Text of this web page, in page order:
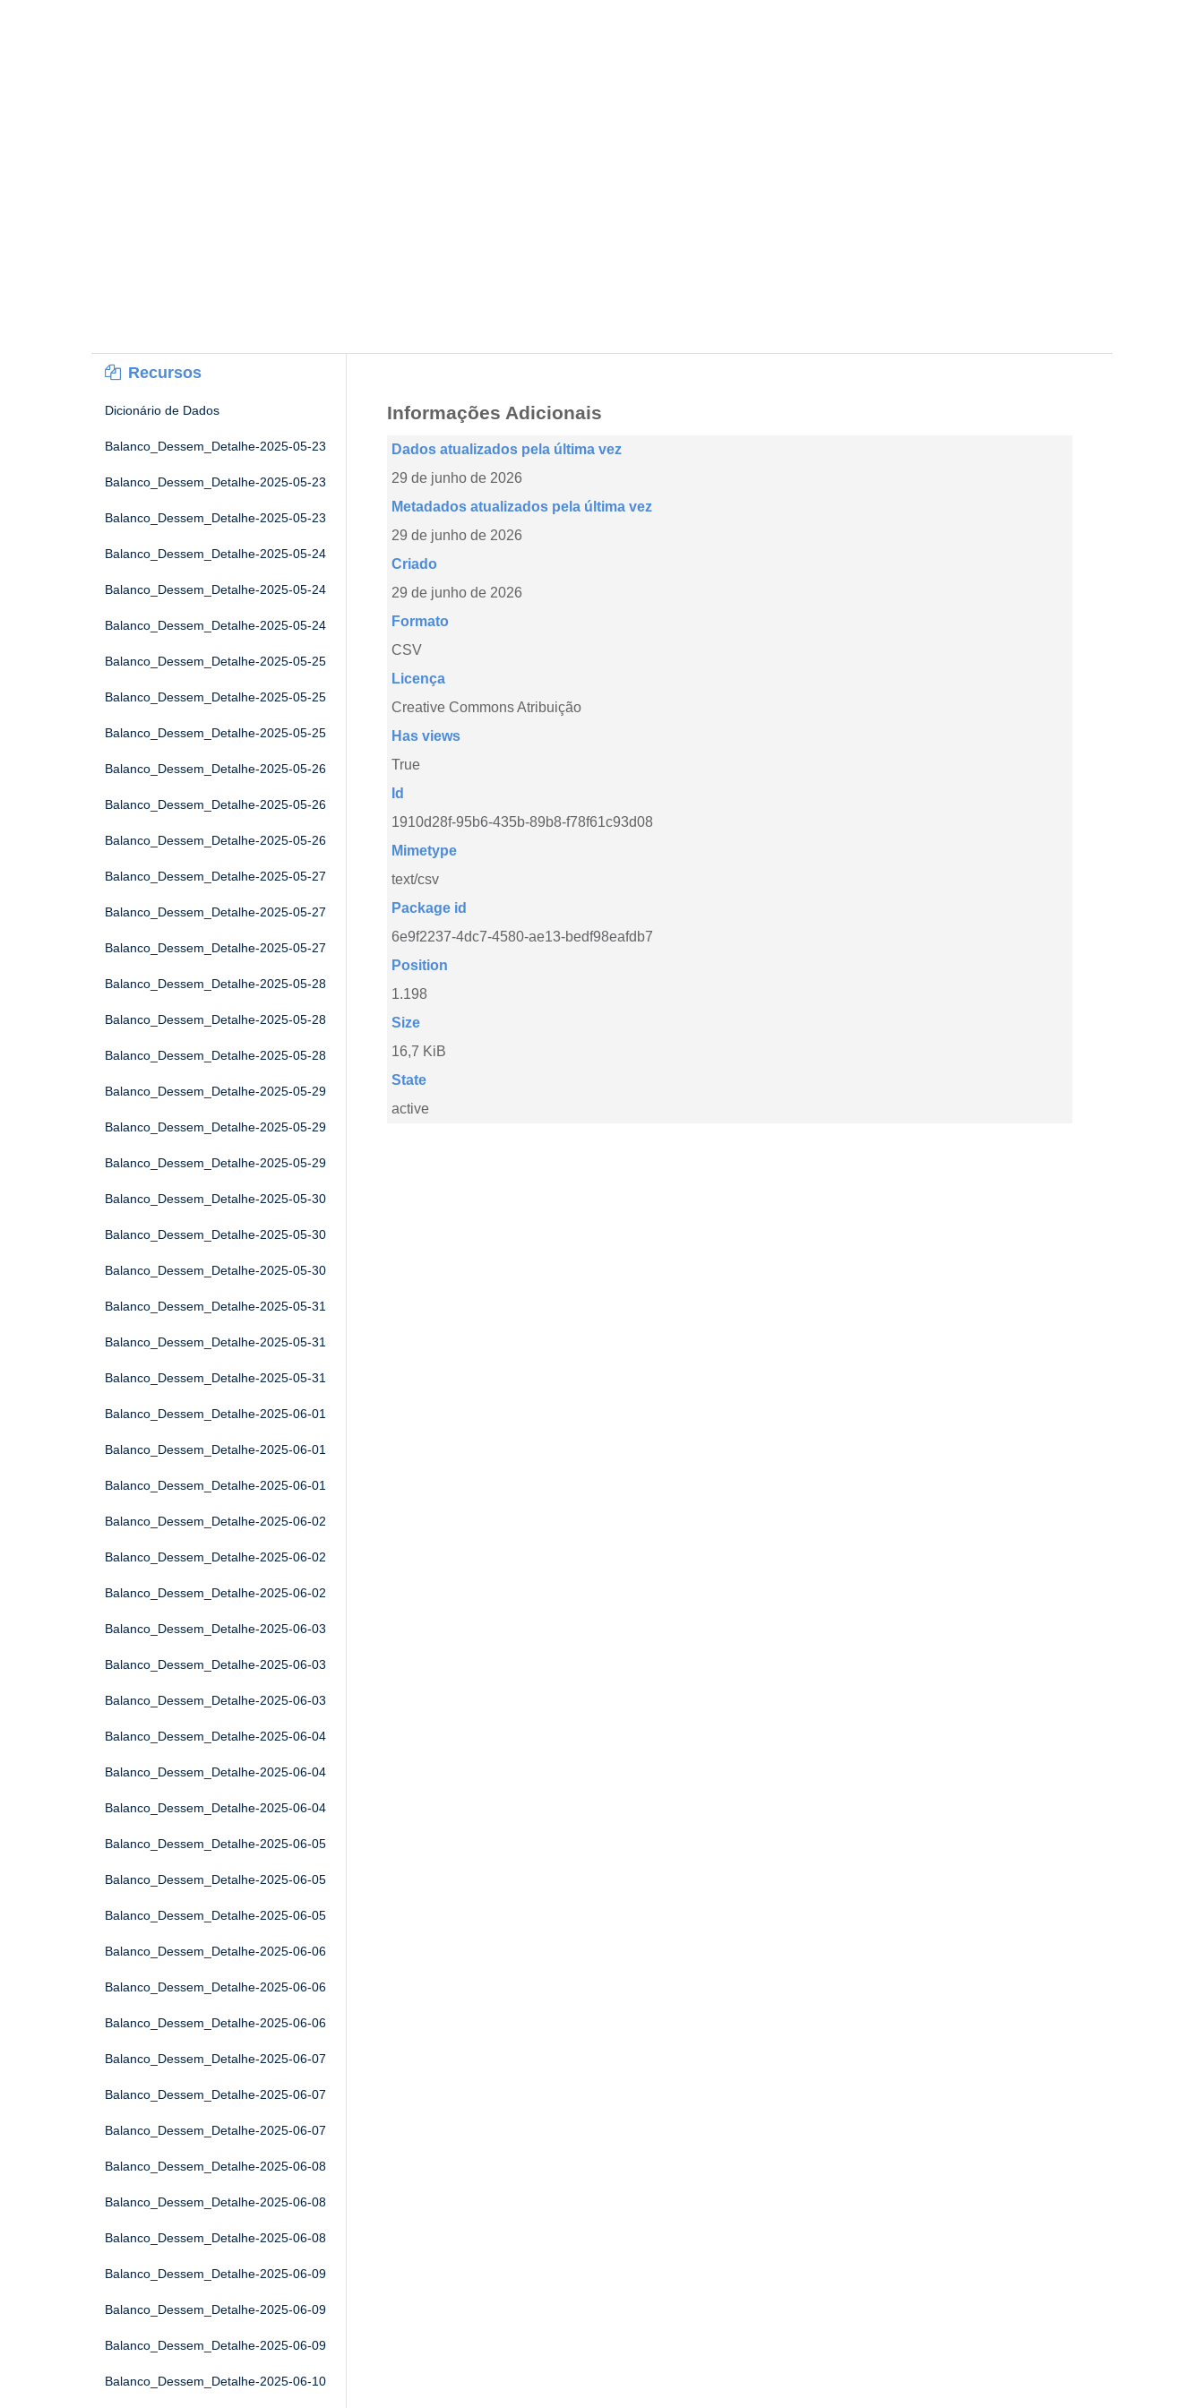
Recursos
Dicionário de Dados
Balanco_Dessem_Detalhe-2025-05-23
Balanco_Dessem_Detalhe-2025-05-23
Balanco_Dessem_Detalhe-2025-05-23
Balanco_Dessem_Detalhe-2025-05-24
Balanco_Dessem_Detalhe-2025-05-24
Balanco_Dessem_Detalhe-2025-05-24
Balanco_Dessem_Detalhe-2025-05-25
Balanco_Dessem_Detalhe-2025-05-25
Balanco_Dessem_Detalhe-2025-05-25
Balanco_Dessem_Detalhe-2025-05-26
Balanco_Dessem_Detalhe-2025-05-26
Balanco_Dessem_Detalhe-2025-05-26
Balanco_Dessem_Detalhe-2025-05-27
Balanco_Dessem_Detalhe-2025-05-27
Balanco_Dessem_Detalhe-2025-05-27
Balanco_Dessem_Detalhe-2025-05-28
Balanco_Dessem_Detalhe-2025-05-28
Balanco_Dessem_Detalhe-2025-05-28
Balanco_Dessem_Detalhe-2025-05-29
Balanco_Dessem_Detalhe-2025-05-29
Balanco_Dessem_Detalhe-2025-05-29
Balanco_Dessem_Detalhe-2025-05-30
Balanco_Dessem_Detalhe-2025-05-30
Balanco_Dessem_Detalhe-2025-05-30
Balanco_Dessem_Detalhe-2025-05-31
Balanco_Dessem_Detalhe-2025-05-31
Balanco_Dessem_Detalhe-2025-05-31
Balanco_Dessem_Detalhe-2025-06-01
Balanco_Dessem_Detalhe-2025-06-01
Balanco_Dessem_Detalhe-2025-06-01
Balanco_Dessem_Detalhe-2025-06-02
Balanco_Dessem_Detalhe-2025-06-02
Balanco_Dessem_Detalhe-2025-06-02
Balanco_Dessem_Detalhe-2025-06-03
Balanco_Dessem_Detalhe-2025-06-03
Balanco_Dessem_Detalhe-2025-06-03
Balanco_Dessem_Detalhe-2025-06-04
Balanco_Dessem_Detalhe-2025-06-04
Balanco_Dessem_Detalhe-2025-06-04
Balanco_Dessem_Detalhe-2025-06-05
Balanco_Dessem_Detalhe-2025-06-05
Balanco_Dessem_Detalhe-2025-06-05
Balanco_Dessem_Detalhe-2025-06-06
Balanco_Dessem_Detalhe-2025-06-06
Balanco_Dessem_Detalhe-2025-06-06
Balanco_Dessem_Detalhe-2025-06-07
Balanco_Dessem_Detalhe-2025-06-07
Balanco_Dessem_Detalhe-2025-06-07
Balanco_Dessem_Detalhe-2025-06-08
Balanco_Dessem_Detalhe-2025-06-08
Balanco_Dessem_Detalhe-2025-06-08
Balanco_Dessem_Detalhe-2025-06-09
Balanco_Dessem_Detalhe-2025-06-09
Balanco_Dessem_Detalhe-2025-06-09
Balanco_Dessem_Detalhe-2025-06-10
Informações Adicionais
Dados atualizados pela última vez
29 de junho de 2026
Metadados atualizados pela última vez
29 de junho de 2026
Criado
29 de junho de 2026
Formato
CSV
Licença
Creative Commons Atribuição
Has views
True
Id
1910d28f-95b6-435b-89b8-f78f61c93d08
Mimetype
text/csv
Package id
6e9f2237-4dc7-4580-ae13-bedf98eafdb7
Position
1.198
Size
16,7 KiB
State
active